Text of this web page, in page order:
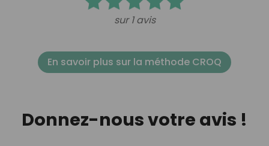
sur 1 avis
En savoir plus sur la méthode CROQ
Donnez-nous votre avis !